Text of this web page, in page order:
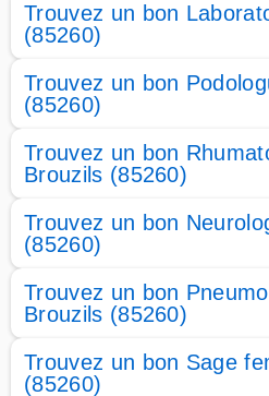
Trouvez un bon
(85260)
Trouvez un bon
(85260)
Trouvez un bon
Brouzils (85260)
Trouvez un bon
(85260)
Trouvez un bon
Brouzils (85260)
Trouvez un bon Sage
(85260)